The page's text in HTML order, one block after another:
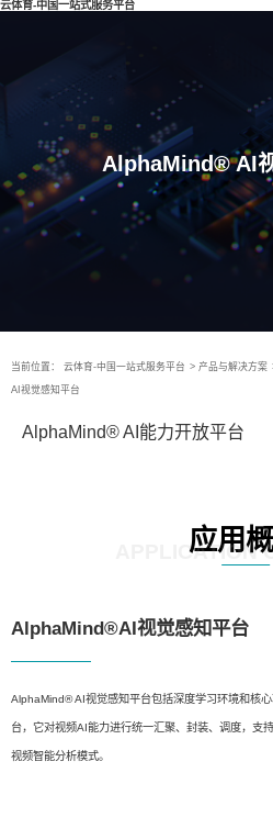
云体育-中国一站式服务平台
AlphaMind® AI
当前位置： 云体育-中国一站式服务平台 > 产品与解决方案
AI视觉感知平台
AlphaMind® AI能力开放平台
应用
APPLICATION
AlphaMind®AI视觉感知平台
AlphaMind® AI视觉感知平台包括深度学习环境和核
台，它对视频AI能力进行统一汇聚、封装、调度，支
视频智能分析模式。